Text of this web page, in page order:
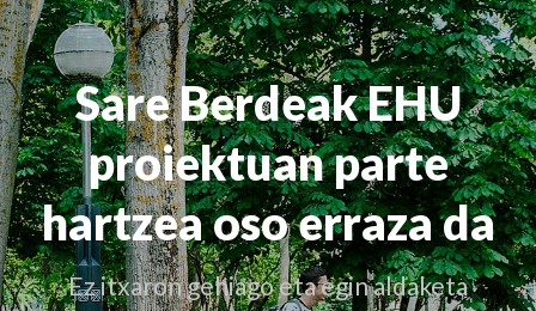
Sare Berdeak EHU
proiektuan parte
hartzea oso erraza da
Ez itxaron gehiago eta egin aldaketa